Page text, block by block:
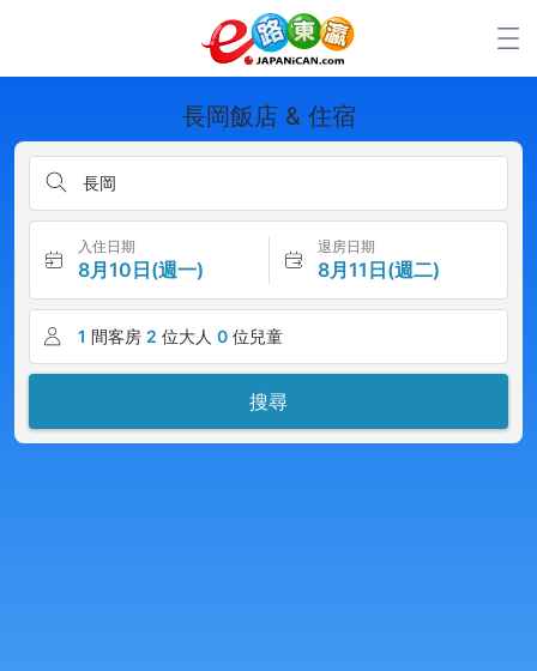
長岡飯店 & 住宿
長岡
入住日期
8月10日(週一)
退房日期
8月11日(週二)
1 間客房 2 位大人 0 位兒童
搜尋